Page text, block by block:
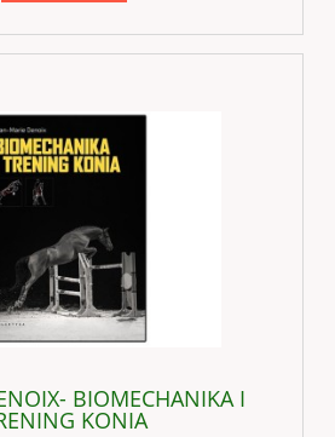
BIOMECHANIKA I
KONIA